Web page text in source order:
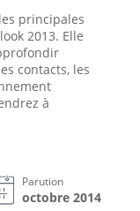
principales
2013. Elle
contacts, les
à
Parution
octobre 2014